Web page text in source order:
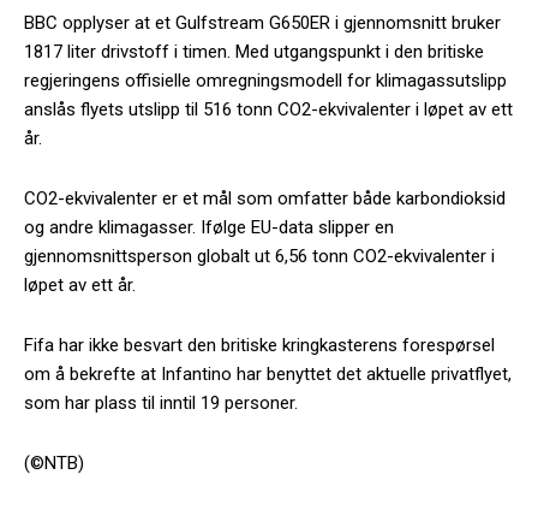
BBC opplyser at et Gulfstream G650ER i gjennomsnitt bruker
1817 liter drivstoff i timen. Med utgangspunkt i den britiske
regjeringens offisielle omregningsmodell for klimagassutslipp
anslås flyets utslipp til 516 tonn CO2-ekvivalenter i løpet av ett
år.
CO2-ekvivalenter er et mål som omfatter både karbondioksid
og andre klimagasser. Ifølge EU-data slipper en
gjennomsnittsperson globalt ut 6,56 tonn CO2-ekvivalenter i
løpet av ett år.
Fifa har ikke besvart den britiske kringkasterens forespørsel
om å bekrefte at Infantino har benyttet det aktuelle privatflyet,
som har plass til inntil 19 personer.
(©NTB)